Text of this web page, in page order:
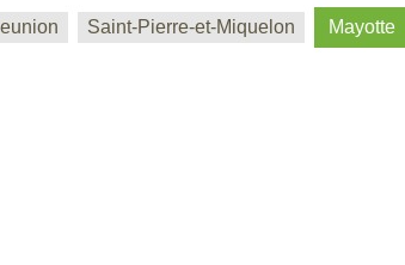
Saint-Pierre-et-Miquelon Mayotte